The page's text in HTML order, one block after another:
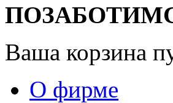
Ваша корзина
О фирме